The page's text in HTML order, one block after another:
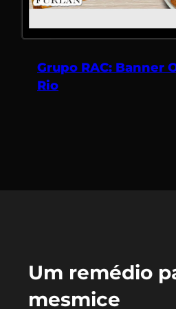
Grupo RAC: Banner
Rio
Um remédio
mesmice